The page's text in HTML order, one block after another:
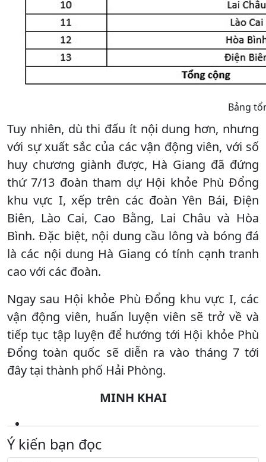
Bảng
Tuy nhiên, dù thi đấu ít nội dung hơn, nhưng
với sự xuất sắc của các vận động viên, với số
huy chương giành được, Hà Giang đã đứng
thứ 7/13 đoàn tham dự Hội khỏe Phù Đổng
khu vực I, xếp trên các đoàn Yên Bái, Điện
Biên, Lào Cai, Cao Bằng, Lai Châu và Hòa
Bình. Đặc biệt, nội dung cầu lông và bóng đá
là các nội dung Hà Giang có tính cạnh tranh
cao với các đoàn.
Ngay sau Hội khỏe Phù Đổng khu vực I, các
vận động viên, huấn luyện viên sẽ trở về và
tiếp tục tập luyện để hướng tới Hội khỏe Phù
Đổng toàn quốc sẽ diễn ra vào tháng 7 tới
đây tại thành phố Hải Phòng.
MINH KHAI
Ý kiến bạn đọc